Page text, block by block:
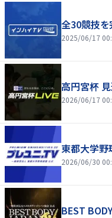
全30競技を
2025/06/17
高円宮杯 見
2026/06/17
東都大学野
2026/06/30
BEST